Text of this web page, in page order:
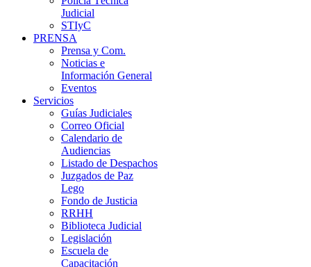
Judicial
STIyC
PRENSA
Prensa y Com.
Noticias e
Información General
Eventos
Servicios
Guías Judiciales
Correo Oficial
Calendario de
Audiencias
Listado de Despachos
Juzgados de Paz
Lego
Fondo de Justicia
RRHH
Biblioteca Judicial
Legislación
Escuela de
Capacitación